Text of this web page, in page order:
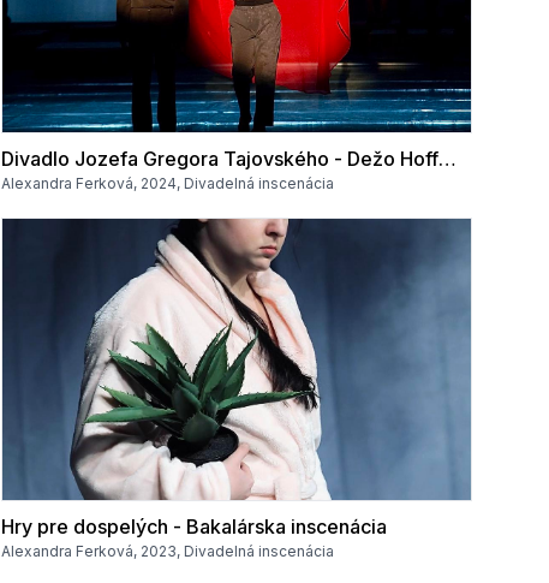
Divadlo Jozefa Gregora Tajovského - Dežo Hoffmann "Fotil som Beatles"
Alexandra Ferková, 2024, Divadelná inscenácia
Hry pre dospelých - Bakalárska inscenácia
Alexandra Ferková, 2023, Divadelná inscenácia